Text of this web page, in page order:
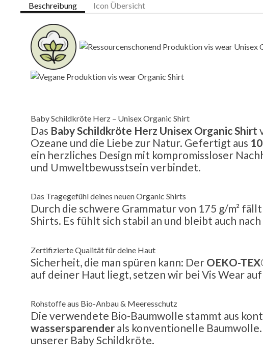
Beschreibung Icon Übersicht
Baby Schildkröte Herz – Unisex Organic Shirt
Das Baby Schildkröte Herz Unisex Organic Shirt
Ozeane und die Liebe zur Natur. Gefertigt aus
ein herzliches Design mit kompromissloser
und Umweltbewusstsein verbindet.
Das Tragegefühl deines neuen Organic Shirts
Durch die schwere Grammatur von 175 g/m²
Shirts. Es fühlt sich stabil an und bleibt auch
Zertifizierte Qualität für deine Haut
Sicherheit, die man spüren kann: Der OEKO-
auf deiner Haut liegt, setzen wir bei Vis Wear
Rohstoffe aus Bio-Anbau & Meeresschutz
Die verwendete Bio-Baumwolle stammt aus
wassersparender als konventionelle
unserer Baby Schildkröte.